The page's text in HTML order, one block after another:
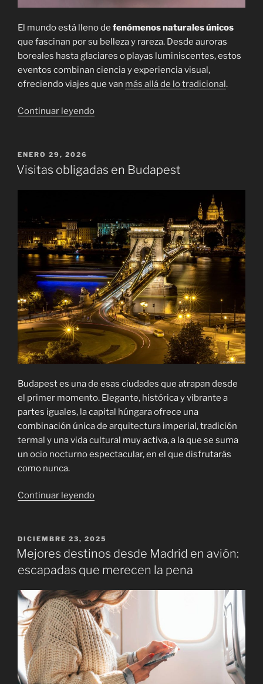
El mundo está lleno de fenómenos naturales únicos
que fascinan por su belleza y rareza. Desde auroras
boreales hasta glaciares o playas luminiscentes, estos
eventos combinan ciencia y experiencia visual,
ofreciendo viajes que van más allá de lo tradicional.
Continuar leyendo«Estos
donde
únicos»
PUBLICADO
EL
ENERO 29, 2026
Visitas obligadas en Budapest
Budapest es una de esas ciudades que atrapan desde
el primer momento. Elegante, histórica y vibrante a
partes iguales, la capital húngara ofrece una
combinación única de arquitectura imperial, tradición
termal y una vida cultural muy activa, a la que se suma
un ocio nocturno espectacular, en el que disfrutarás
como nunca.
Continuar leyendo«Visitas
Budapest»
PUBLICADO
EL
DICIEMBRE 23, 2025
Mejores destinos desde Madrid en avión:
escapadas que merecen la pena